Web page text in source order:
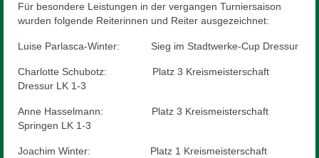
Für besondere Leistungen in der vergangen Turniersaison
wurden folgende Reiterinnen und Reiter ausgezeichnet:
Luise Parlasca-Winter: Sieg im Stadtwerke-Cup Dressur
Charlotte Schubotz: Platz 3 Kreismeisterschaft
Dressur LK 1-3
Anne Hasselmann: Platz 3 Kreismeisterschaft
Springen LK 1-3
Joachim Winter: Platz 1 Kreismeisterschaft